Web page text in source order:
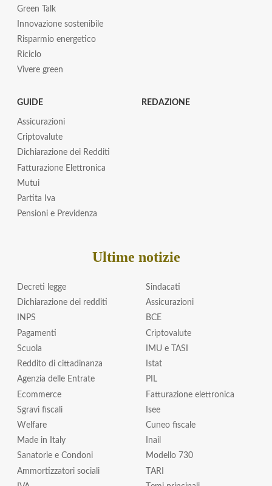
Green Talk
Innovazione sostenibile
Risparmio energetico
Riciclo
Vivere green
GUIDE
Assicurazioni
Criptovalute
Dichiarazione dei Redditi
Fatturazione Elettronica
Mutui
Partita Iva
Pensioni e Previdenza
REDAZIONE
Ultime notizie
Decreti legge
Dichiarazione dei redditi
INPS
Pagamenti
Scuola
Reddito di cittadinanza
Agenzia delle Entrate
Ecommerce
Sgravi fiscali
Welfare
Made in Italy
Sanatorie e Condoni
Ammortizzatori sociali
Sindacati
Assicurazioni
BCE
Criptovalute
IMU e TASI
Istat
PIL
Fatturazione elettronica
Isee
Cuneo fiscale
Inail
Modello 730
TARI